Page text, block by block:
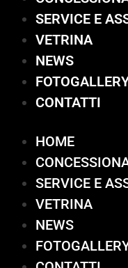
SERVICE E
VETRINA
NEWS
CONTATTI
HOME
SERVICE E
VETRINA
NEWS